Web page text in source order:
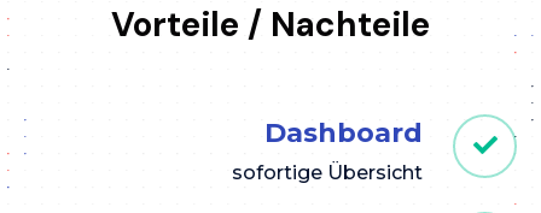
Vorteile / Nachteile
Dashboard
sofortige Übersicht